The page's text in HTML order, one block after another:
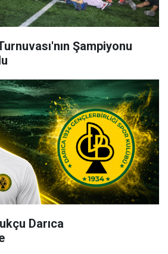
Şampiyonu
Darıca